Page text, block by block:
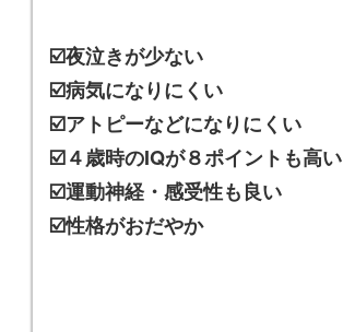
☑️夜泣きが少ない
☑️病気になりにくい
☑️アトピーなどになりにくい
☑️４歳時のIQが８ポイントも高い
☑️運動神経・感受性も良い
☑️性格がおだやか